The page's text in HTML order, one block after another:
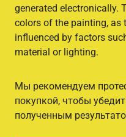
generated electronically.
colors of the painting, as
influenced by factors
material or lighting.
Мы рекомендуем
покупкой, чтобы
полученным